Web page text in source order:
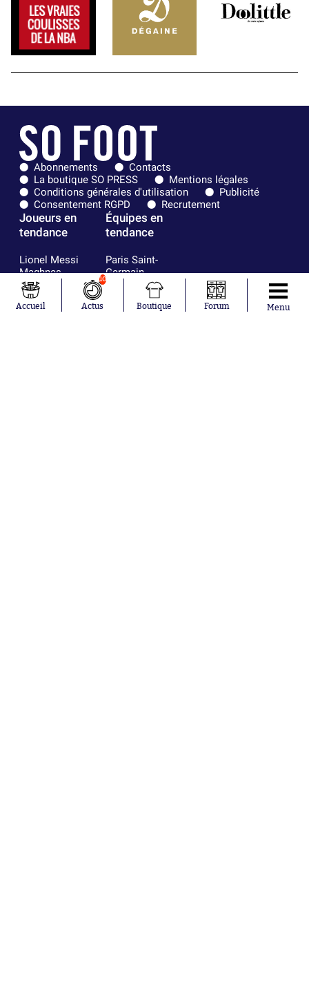
Abonnements
Contacts
La boutique SO PRESS
Mentions légales
Conditions générales d'utilisation
Publicité
Consentement RGPD
Recrutement
Joueurs en
tendance
Lionel Messi
Maghnes
Akliouche
Mohamed
Salah
Équipes en
tendance
Paris Saint-
Germain
Real Madrid
Olympique de
Marseille
Accueil
10
Actus Boutique Forum Menu